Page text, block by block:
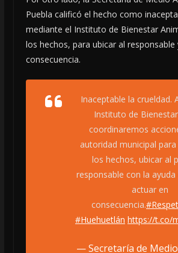
Puebla calificó el hecho como
mediante el Instituto de Bienestar
los hechos, para ubicar al responsable
consecuencia.
Inaceptable la crueldad.
Instituto de
coordinaremos
autoridad municipal
los hechos, ubicar al
responsable con la
actuar en
consecuencia.
#Huehuetlán https://t.co/
— Secretaría de